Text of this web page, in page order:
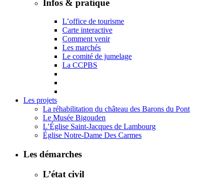
Infos & pratique
L’office de tourisme
Carte interactive
Comment venir
Les marchés
Le comité de jumelage
La CCPBS
Les projets
La réhabilitation du château des Barons du Pont
Le Musée Bigouden
L’Église Saint-Jacques de Lambourg
Église Notre-Dame Des Carmes
Les démarches
L’état civil